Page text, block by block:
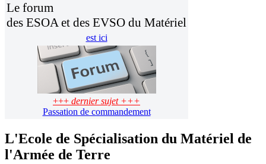
Le forum
des ESOA et des EVSO du Matériel
est ici
+++ dernier sujet +++
Passation de commandement
L'Ecole de Spécialisation du Matériel de
l'Armée de Terre